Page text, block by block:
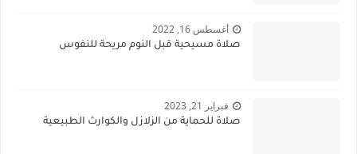
أغسطس 16, 2022
صلاة مسيحية قبل النوم مريحة للنفوس
فبراير 21, 2023
صلاة للحماية من الزلازل والكوارث الطبيعية